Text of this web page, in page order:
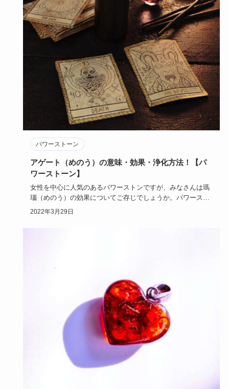
パワーストーン
アゲート（めのう）の意味・効果・浄化方法！【パ
ワーストーン】
女性を中心に人気のあるパワーストンですが、みなさんは瑪
瑙（めのう）の効果についてご存じでしょうか。パワースト
ーンには、それ…
2022年3月29日